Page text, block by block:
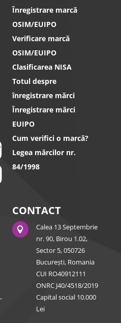
Înregistrare marcă
OSIM/EUIPO
Verificare marcă
OSIM/EUIPO
Clasificarea NISA
Totul despre
înregistrare mărci
Înregistrare mărci
EUIPO
Cum verifici o marcă?
Legea mărcilor nr.
84/1998
CONTACT

Calea 13 Septembrie
nr. 90, Birou 1.02,
Sector 5, 050726
București, Romania
CUI RO40912111
ONRC J40/4518/2019
Capital social 10.000
Lei